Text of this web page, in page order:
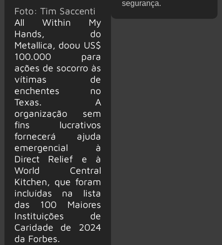
Foto: Tim Saccenti
All Within My
Hands, do
Metallica, doou US$
100.000 para
ações de socorro às
vítimas de
enchentes no
Texas. A
organização sem
fins lucrativos
fornecerá ajuda
emergencial à
Direct Relief e à
World Central
Kitchen, que foram
incluídas na lista
das 100 Maiores
Instituições de
Caridade de 2024
da Forbes.
segurança.